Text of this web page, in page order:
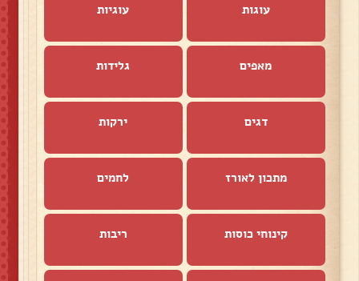
עוגות עוגיות
מאפים גלידות
דגים ירקות
מתכון לאורז לחמים
קינוחי כוסות ריבות